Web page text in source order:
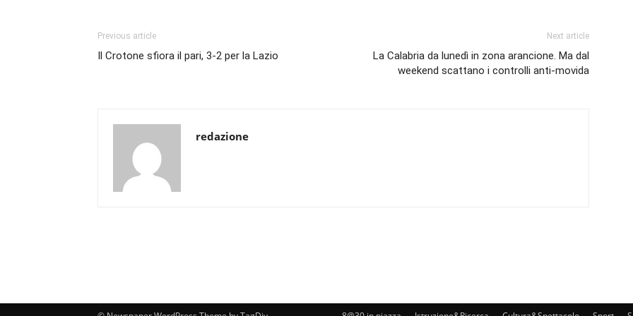
Previous article
Il Crotone sfiora il pari, 3-2 per la Lazio
Next article
La Calabria da lunedì in zona arancione. Ma dal
weekend scattano i controlli anti-movida
redazione